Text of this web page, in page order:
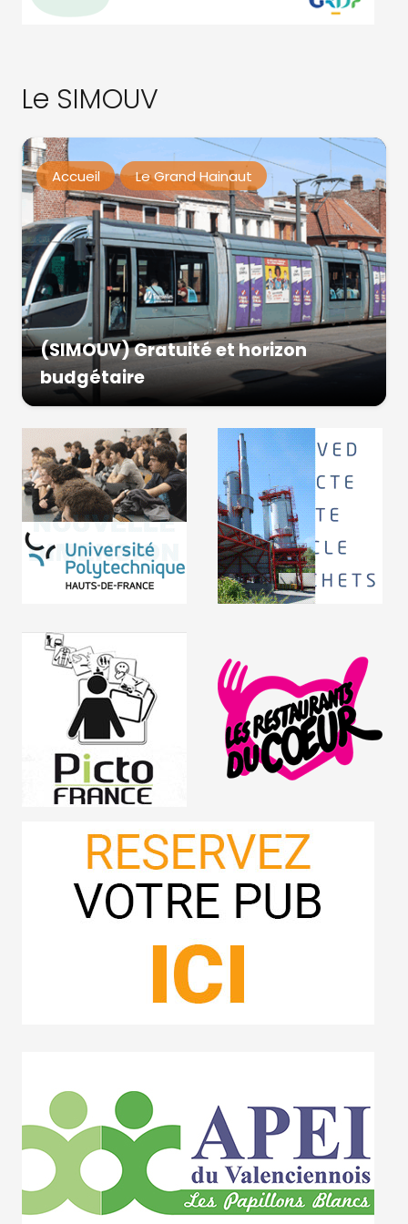
Le SIMOUV
Accueil Le Grand Hainaut
(SIMOUV) Gratuité et horizon
budgétaire